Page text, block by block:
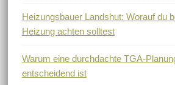
Heizungsbauer Landshut: Worauf du
Heizung achten solltest
Warum eine durchdachte TGA-
entscheidend ist